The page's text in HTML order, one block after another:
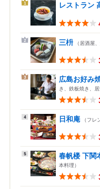
1 レストラン
2 三枡 （居酒屋
3 広島お好み
き、鉄板焼き、居
4 日和庵 （フレ
5 春帆楼 下関
本料理）